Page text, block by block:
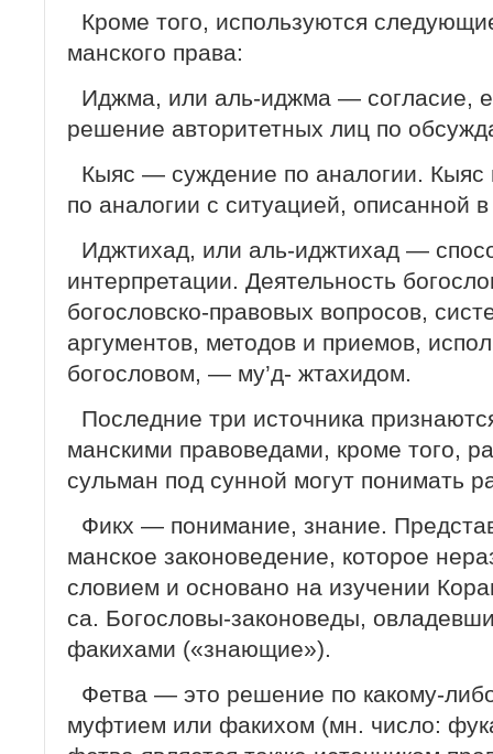
Кроме того, используются
манского права:
Иджма, или аль-иджма — согласие,
решение авторитетных лиц по
Кыяс — суждение по аналогии. Кыяс
по аналогии с ситуацией, описанной
Иджтихад, или аль-иджтихад —
интерпретации. Деятельность
богословско-правовых вопросов,
аргументов, методов и приемов,
богословом, — му’д- жтахидом.
Последние три источника
манскими правоведами, кроме того,
сульман под сунной могут понимать
Фикх — понимание, знание.
манское законоведение, которое
словием и основано на изучении
са. Богословы-законоведы,
факихами («знающие»).
Фетва — это решение по какому-
муфтием или факихом (мн. число: